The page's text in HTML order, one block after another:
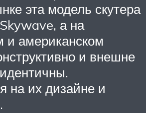
эта модель скутера
а на
и американском
и внешне
на их дизайне и